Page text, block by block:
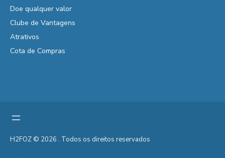
Doe qualquer valor
Clube de Vantagens
Atrativos
Cota de Compras
H2FOZ © 2026 . Todos os direitos reservados